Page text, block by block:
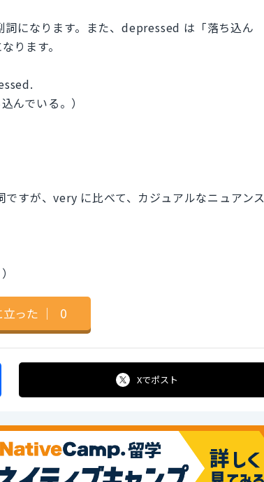
になります。また、depressed は「落ち込ん
ります。
んでいる。）
すが、very に比べて、カジュアルなニュアンス
った ｜ 0
Xでポスト